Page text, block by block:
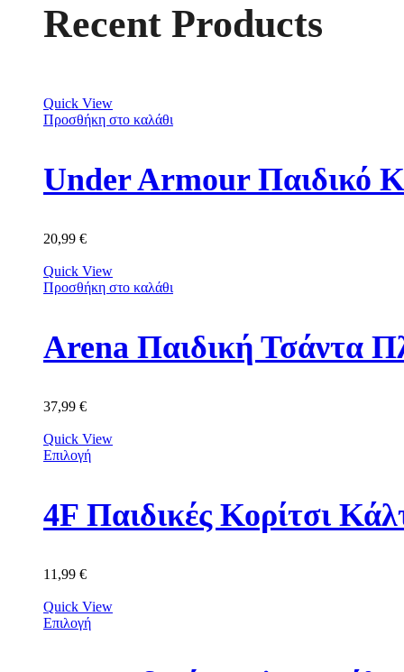
Recent Products
Quick View
Προσθήκη στο καλάθι
Under Armour Παιδικό
20,99 €
Quick View
Προσθήκη στο καλάθι
Arena Παιδική Τσάντα
37,99 €
Quick View
Επιλογή
11,99 €
Quick View
Επιλογή